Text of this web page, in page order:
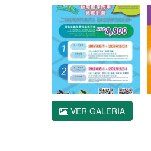
VER GALERIA